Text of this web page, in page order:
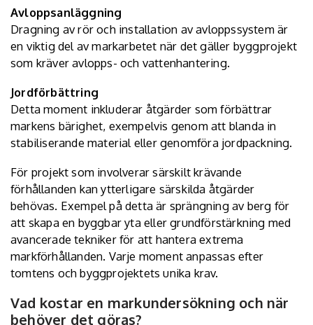
Avloppsanläggning
Dragning av rör och installation av avloppssystem är
en viktig del av markarbetet när det gäller byggprojekt
som kräver avlopps- och vattenhantering.
Jordförbättring
Detta moment inkluderar åtgärder som förbättrar
markens bärighet, exempelvis genom att blanda in
stabiliserande material eller genomföra jordpackning.
För projekt som involverar särskilt krävande
förhållanden kan ytterligare särskilda åtgärder
behövas. Exempel på detta är sprängning av berg för
att skapa en byggbar yta eller grundförstärkning med
avancerade tekniker för att hantera extrema
markförhållanden. Varje moment anpassas efter
tomtens och byggprojektets unika krav.
Vad kostar en markundersökning och när
behöver det göras?